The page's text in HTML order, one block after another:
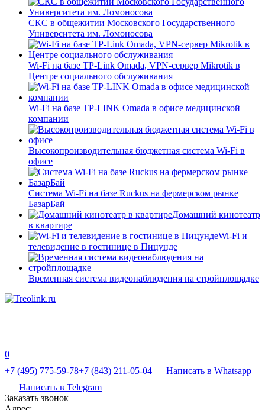
СКС в общежитии Московского Государственного
Университета им. Ломоносова
Wi-Fi на базе TP-Link Omada, VPN-сервер Mikrotik в
Центре социального обслуживания
Wi-Fi на базе TP-LINK Omada в офисе медицинской
компании
Высокопроизводительная бюджетная система Wi-Fi в
офисе
Система Wi-Fi на базе Ruckus на фермерском рынке
БазарБай
Домашний кинотеатр
в квартире
Wi-Fi и
телевидение в гостинице в Пицунде
Временная система видеонаблюдения на стройплощадке
0
+7 (495) 775-59-78+7 (843) 211-05-04
Написать в Whatsapp
Написать в Telegram
Заказать звонок